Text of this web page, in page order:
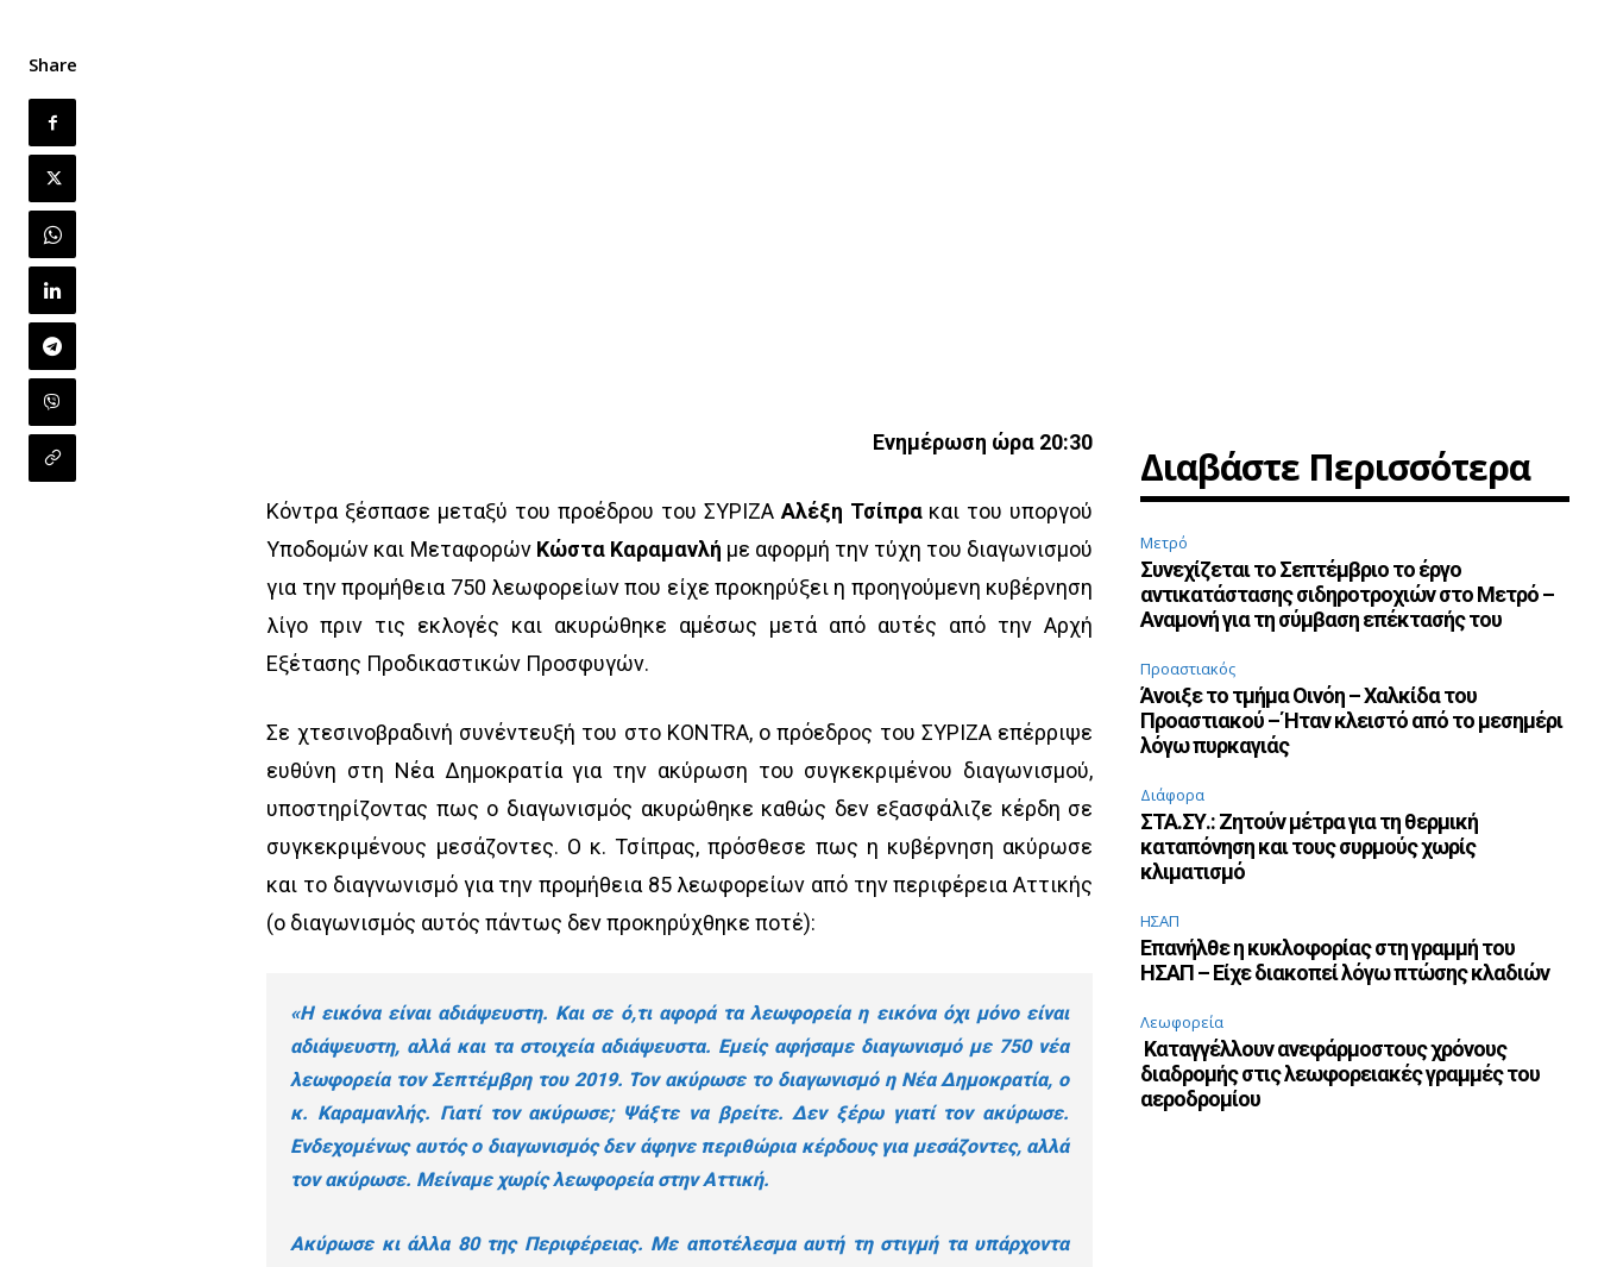
Share
Ενημέρωση ώρα 20:30
Κόντρα ξέσπασε μεταξύ του προέδρου του ΣΥΡΙΖΑ Αλέξη Τσίπρακαι του υποργού
Υποδομών και Μεταφορών Κώστα Καραμανλή με αφορμή την τύχη του διαγωνισμού
για την προμήθεια 750 λεωφορείων που είχε προκηρύξει η προηγούμενη κυβέρνηση
λίγο πριν τις εκλογές και ακυρώθηκε αμέσως μετά από αυτές από την Αρχή
Εξέτασης Προδικαστικών Προσφυγών.
Σε χτεσινοβραδινή συνέντευξή του στο KONTRA, ο πρόεδρος του ΣΥΡΙΖΑ επέρριψε
ευθύνη στη Νέα Δημοκρατία για την ακύρωση του συγκεκριμένου διαγωνισμού,
υποστηρίζοντας πως ο διαγωνισμός ακυρώθηκε καθώς δεν εξασφάλιζε κέρδη σε
συγκεκριμένους μεσάζοντες. Ο κ. Τσίπρας, πρόσθεσε πως η κυβέρνηση ακύρωσε
και το διαγνωνισμό για την προμήθεια 85 λεωφορείων από την περιφέρεια Αττικής
(ο διαγωνισμός αυτός πάντως δεν προκηρύχθηκε ποτέ):
«Η εικόνα είναι αδιάψευστη. Και σε ό,τι αφορά τα λεωφορεία η εικόνα όχι μόνο είναι
αδιάψευστη, αλλά και τα στοιχεία αδιάψευστα. Εμείς αφήσαμε διαγωνισμό με 750 νέα
λεωφορεία τον Σεπτέμβρη του 2019. Τον ακύρωσε το διαγωνισμό η Νέα Δημοκρατία, ο
κ. Καραμανλής. Γιατί τον ακύρωσε; Ψάξτε να βρείτε. Δεν ξέρω γιατί τον ακύρωσε.
Ενδεχομένως αυτός ο διαγωνισμός δεν άφηνε περιθώρια κέρδους για μεσάζοντες, αλλά
τον ακύρωσε. Μείναμε χωρίς λεωφορεία στην Αττική.
Ακύρωσε κι άλλα 80 της Περιφέρειας. Με αποτέλεσμα αυτή τη στιγμή τα υπάρχοντα
Διαβάστε Περισσότερα
Μετρό
Συνεχίζεται το Σεπτέμβριο το έργο
αντικατάστασης σιδηροτροχιών στο Μετρό –
Αναμονή για τη σύμβαση επέκτασής του
Προαστιακός
Άνοιξε το τμήμα Οινόη – Χαλκίδα του
Προαστιακού – Ήταν κλειστό από το μεσημέρι
λόγω πυρκαγιάς
Διάφορα
ΣΤΑ.ΣΥ.: Ζητούν μέτρα για τη θερμική
καταπόνηση και τους συρμούς χωρίς
κλιματισμό
ΗΣΑΠ
Επανήλθε η κυκλοφορίας στη γραμμή του
ΗΣΑΠ – Είχε διακοπεί λόγω πτώσης κλαδιών
Λεωφορεία
Καταγγέλλουν ανεφάρμοστους χρόνους
διαδρομής στις λεωφορειακές γραμμές του
αεροδρομίου